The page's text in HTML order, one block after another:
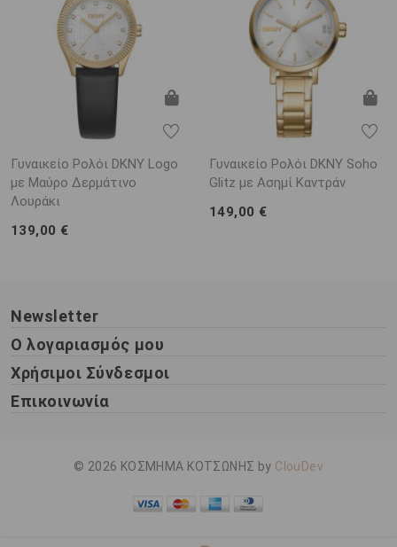
Γυναικείο Ρολόι DKNY Logo
με Μαύρο Δερμάτινο
Λουράκι
139,00 €
Γυναικείο Ρολόι DKNY Soho
Glitz με Ασημί Καντράν
149,00 €
Newsletter
Ο λογαριασμός μου
Χρήσιμοι Σύνδεσμοι
Επικοινωνία
© 2026 ΚΟΣΜΗΜΑ ΚΟΤΣΩΝΗΣ by ClouDev